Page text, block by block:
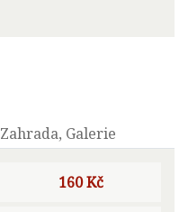
Zahrada, Galerie
160 Kč